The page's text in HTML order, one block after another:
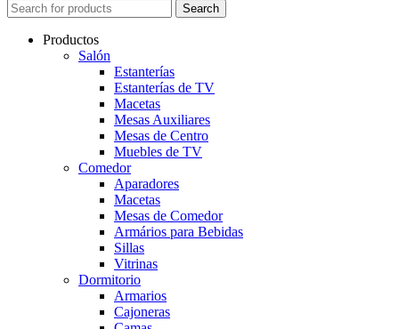
Search
Productos
Salón
Estanterías
Estanterías de TV
Macetas
Mesas Auxiliares
Mesas de Centro
Muebles de TV
Comedor
Aparadores
Macetas
Mesas de Comedor
Armários para Bebidas
Sillas
Vitrinas
Dormitorio
Armarios
Cajoneras